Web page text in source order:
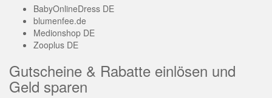
BabyOnlineDress DE
blumenfee.de
Medionshop DE
Zooplus DE
Gutscheine & Rabatte einlösen und
Geld sparen